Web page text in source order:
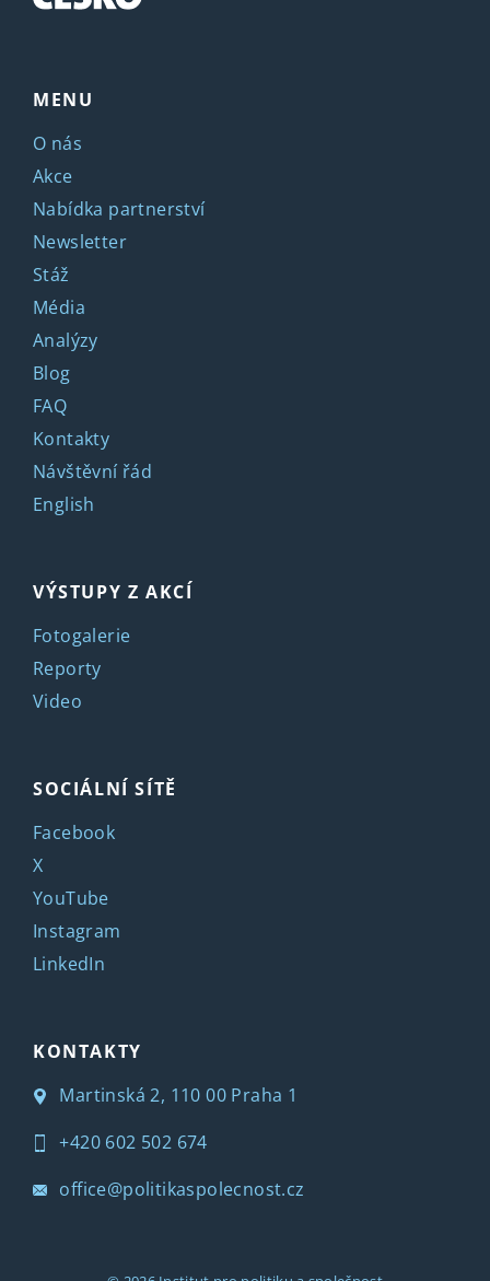
MENU
O nás
Akce
Nabídka partnerství
Newsletter
Stáž
Média
Analýzy
Blog
FAQ
Kontakty
Návštěvní řád
English
VÝSTUPY Z AKCÍ
Fotogalerie
Reporty
Video
SOCIÁLNÍ SÍTĚ
Facebook
X
YouTube
Instagram
LinkedIn
KONTAKTY
Martinská 2, 110 00 Praha 1
+420 602 502 674
office@politikaspolecnost.cz